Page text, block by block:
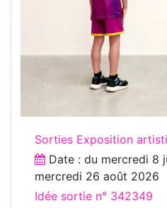
Sorties Exposition
Date : du mercredi 8
mercredi 26 août 2026
Idée sortie n° 342349